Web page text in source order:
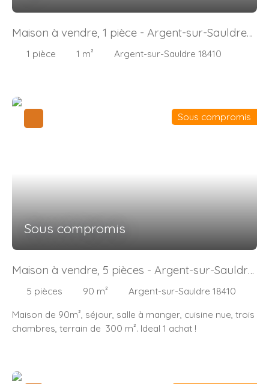
Maison à vendre, 1 pièce - Argent-sur-Sauldre
18410
1 pièce 1 m² Argent-sur-Sauldre 18410
Sous compromis
Sous compromis
Maison à vendre, 5 pièces - Argent-sur-Sauldre
18410
5 pièces 90 m²
Argent-sur-Sauldre 18410
Maison de 90m², séjour, salle à manger, cuisine nue, trois
chambres, terrain de 300 m². Ideal 1 achat !